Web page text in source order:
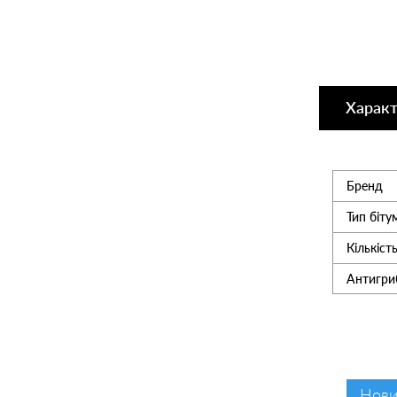
Бренд
Тип